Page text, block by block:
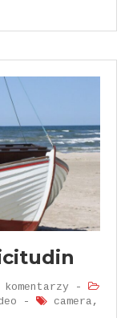
komentarzy -
- camera ,